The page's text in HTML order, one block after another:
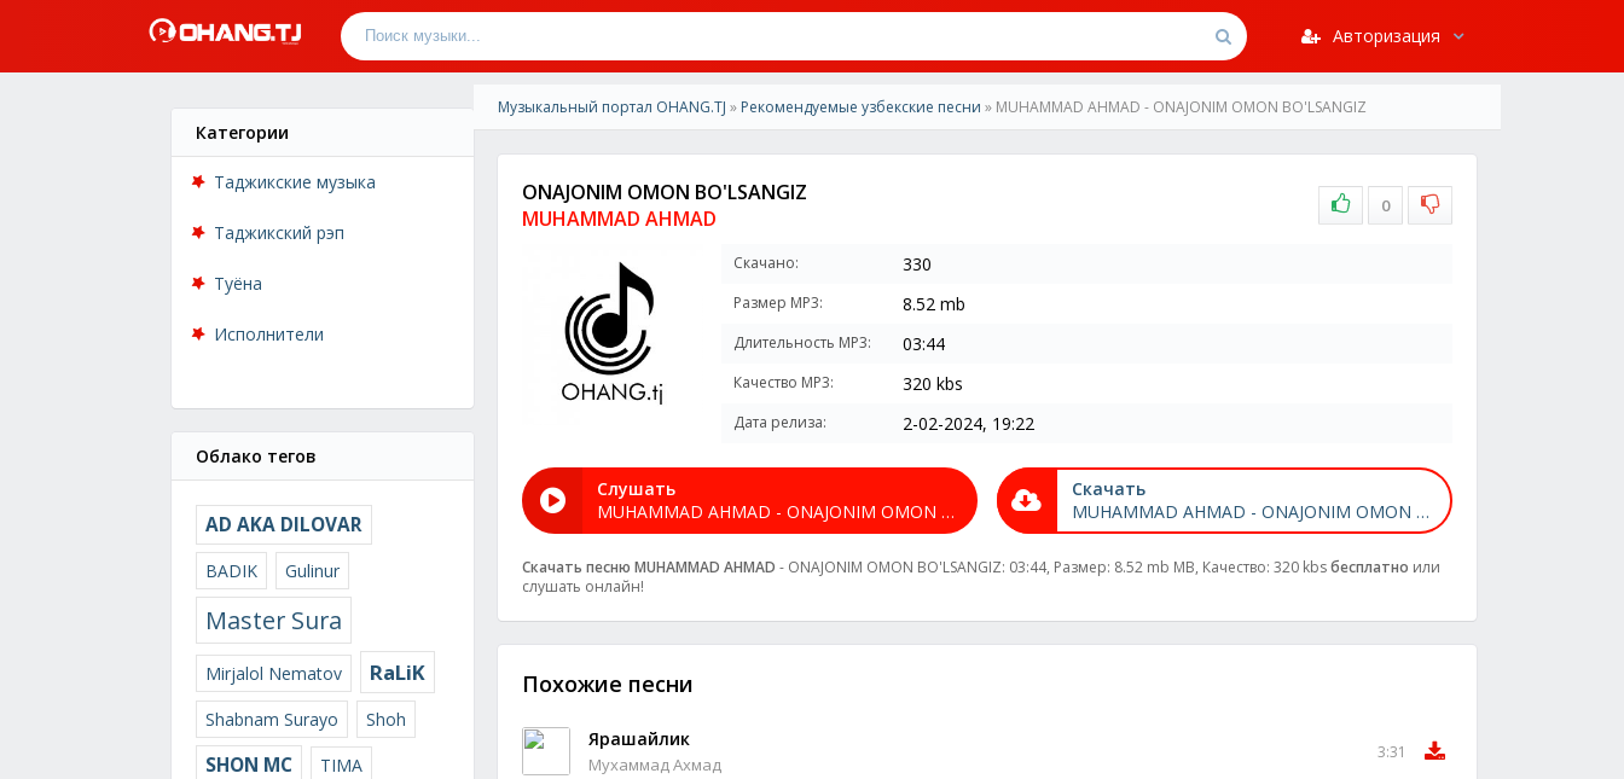
Авторизация
Категории
Таджикские музыка
Таджикский рэп
Туёна
Исполнители
Облако тегов
AD AKA DILOVAR
BADIK Gulinur
Master Sura
Mirjalol Nematov RaLiK
Shabnam Surayo Shoh
SHON MC
TIMA
Музыкальный портал OHANG.TJ » Рекомендуемые узбекские песни » MUHAMMAD AHMAD - ONAJONIM OMON BO'LSANGIZ
ONAJONIM OMON BO'LSANGIZ
MUHAMMAD AHMAD
0
Скачано: 330
Размер MP3: 8.52 mb
Длительность MP3: 03:44
Качество MP3: 320 kbs
Дата релиза: 2-02-2024, 19:22
Слушать
MUHAMMAD AHMAD - ONAJONIM OMON BO'LSANGIZ
Скачать
MUHAMMAD AHMAD - ONAJONIM OMON BO'LSANGIZ
Скачать песню MUHAMMAD AHMAD - ONAJONIM OMON BO'LSANGIZ: 03:44, Размер: 8.52 mb MB, Качество: 320 kbsбесплатно или
слушать онлайн!
Похожие песни
Ярашайлик
Мухаммад Ахмад
3:31